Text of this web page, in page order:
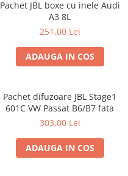
Pachet JBL boxe cu inele Audi
A3 8L
251,00 Lei
ADAUGA IN COS
Pachet difuzoare JBL Stage1
601C VW Passat B6/B7 fata
303,00 Lei
ADAUGA IN COS